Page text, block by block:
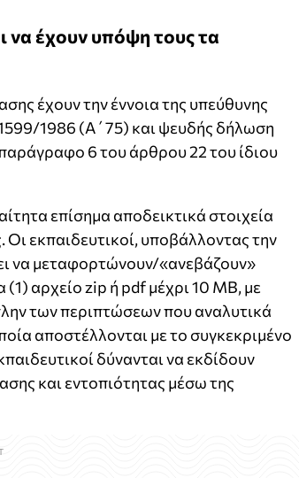
να έχουν υπόψη τους τα
έχουν την έννοια της υπεύθυνης
1986 (Α΄75) και ψευδής δήλωση
6 του άρθρου 22 του ίδιου
επίσημα αποδεικτικά στοιχεία
εκπαιδευτικοί, υποβάλλοντας την
να μεταφορτώνουν/«ανεβάζουν»
(1) αρχείο zip ή pdf μέχρι 10 ΜΒ, με
των περιπτώσεων που αναλυτικά
αποστέλλονται με το συγκεκριμένο
δύνανται να εκδίδουν
και εντοπιότητας μέσω της